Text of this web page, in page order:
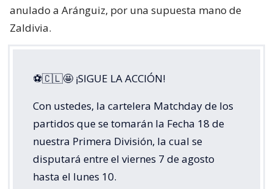
anulado a Aránguiz, por una supuesta mano de
Zaldivia.
⚽🇨🇱🤩 ¡SIGUE LA ACCIÓN!
Con ustedes, la cartelera Matchday de los
partidos que se tomarán la Fecha 18 de
nuestra Primera División, la cual se
disputará entre el viernes 7 de agosto
hasta el lunes 10.